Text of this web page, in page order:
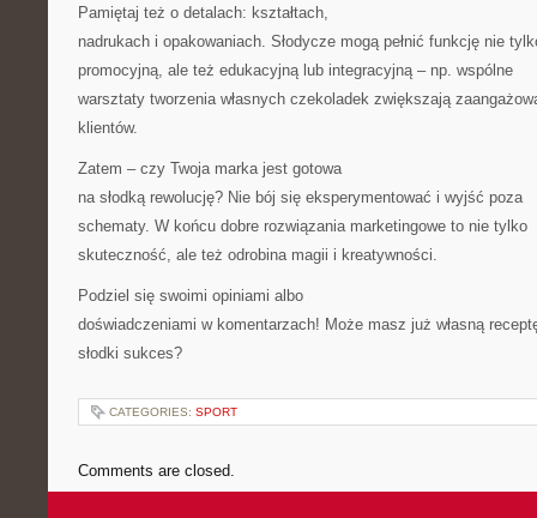
Pamiętaj też o detalach: kształtach,
nadrukach i opakowaniach. Słodycze mogą pełnić funkcję nie
promocyjną, ale też edukacyjną lub integracyjną – np. wspólne
warsztaty tworzenia własnych czekoladek zwiększają
klientów.
Zatem – czy Twoja marka jest gotowa
na słodką rewolucję? Nie bój się eksperymentować i wyjść poza
schematy. W końcu dobre rozwiązania marketingowe to nie tylko
skuteczność, ale też odrobina magii i kreatywności.
Podziel się swoimi opiniami albo
doświadczeniami w komentarzach! Może masz już własną
słodki sukces?
CATEGORIES: SPORT
Comments are closed.